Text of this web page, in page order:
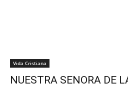
Vida Cristiana
NUESTRA SENORA DE